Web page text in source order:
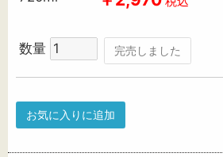
数量 完売しました
お気に入りに追加